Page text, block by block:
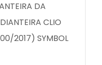
DA
CLIO
2017) SYMBOL